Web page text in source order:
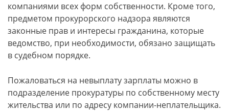
компаниями всех форм собственности. Кроме того,
предметом прокурорского надзора являются
законные прав и интересы гражданина, которые
ведомство, при необходимости, обязано защищать
в судебном порядке.
Пожаловаться на невыплату зарплаты можно в
подразделение прокуратуры по собственному месту
жительства или по адресу компании-неплательщика.